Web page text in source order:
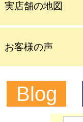
実店舗の地図
お客様の声
Blog